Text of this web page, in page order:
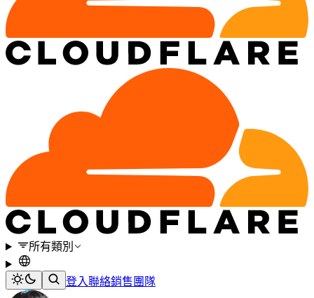
所有類別
登入聯絡銷售團隊